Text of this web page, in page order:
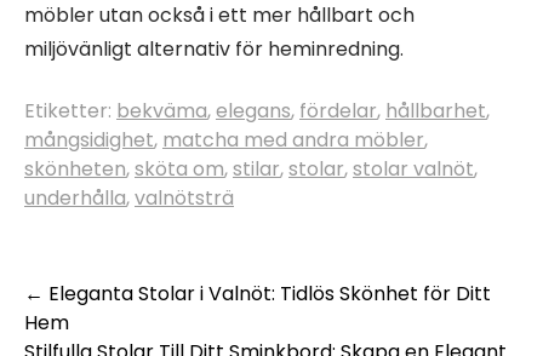
möbler utan också i ett mer hållbart och
miljövänligt alternativ för heminredning.
Etiketter: bekväma,elegans, fördelar, hållbarhet,
mångsidighet, matcha med andra möbler,
skönheten,sköta om,stilar,stolar,stolar valnöt,
underhålla,valnötsträ
Inläggsnavigering
← Eleganta Stolar i Valnöt: Tidlös Skönhet för Ditt
Hem